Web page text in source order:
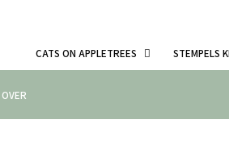
CATS ON APPLETREES STEMPELS
OVER